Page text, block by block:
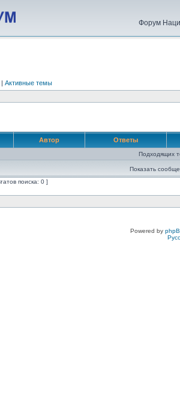
Форум
| Активные темы
Автор Ответы
Подходящих
Показать
поиска: 0 ]
Powered by